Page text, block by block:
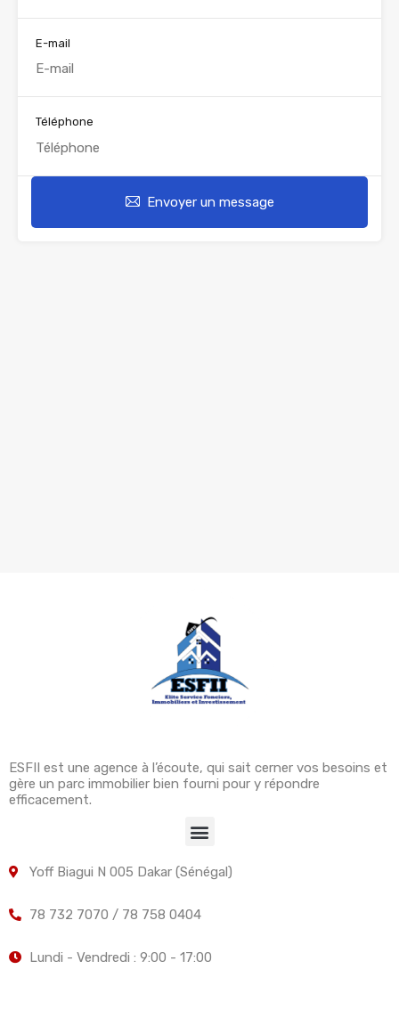
E-mail
Téléphone
Envoyer un message
ESFII est une agence à l’écoute, qui sait cerner vos besoins et
gère un parc immobilier bien fourni pour y répondre
efficacement.
Yoff Biagui N 005 Dakar (Sénégal)
78 732 7070 / 78 758 0404
Lundi - Vendredi : 9:00 - 17:00